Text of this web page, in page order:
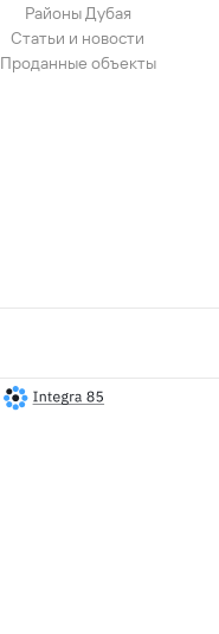
Районы Дубая
Статьи и новости
Проданные объекты